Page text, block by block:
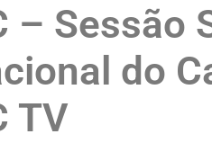
– Sessão
do
TV